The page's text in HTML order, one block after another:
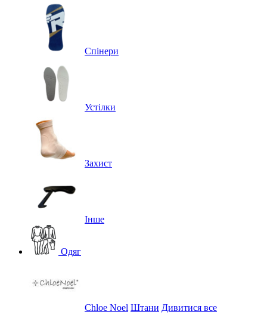
Спінери
Устілки
Захист
Інше
Одяг
Chloe Noel Штани Дивитися все